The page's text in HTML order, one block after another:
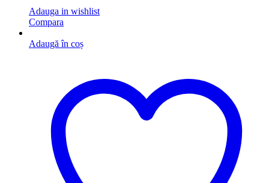
Adauga in wishlist
Compara
Adaugă în coș